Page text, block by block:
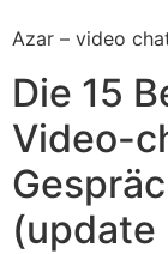
Azar – video
Die 15
Video-
(update